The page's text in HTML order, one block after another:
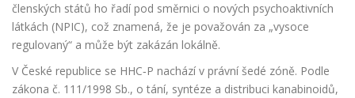
členských států ho řadí pod směrnici o nových psychoaktivních
látkách (NPIC), což znamená, že je považován za „vysoce
regulovaný“ a může být zakázán lokálně.
V České republice se HHC‑P nachází v právní šedé zóně. Podle
zákona č. 111/1998 Sb., o tání, syntéze a distribuci kanabinoidů,